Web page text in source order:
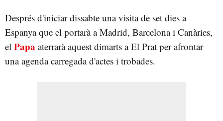
Després d'iniciar dissabte una visita de set dies a
Espanya que el portarà a Madrid, Barcelona i Canàries,
el Papa aterrarà aquest dimarts a El Prat per afrontar
una agenda carregada d'actes i trobades.